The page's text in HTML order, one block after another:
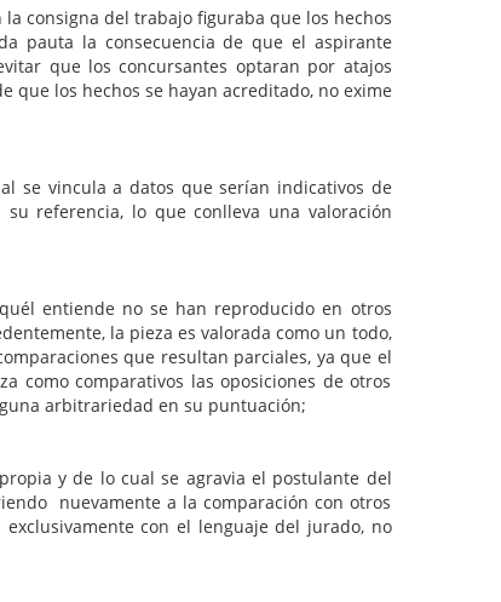
del trabajo figuraba que los hechos
pauta la consecuencia de que el aspirante
que los concursantes optaran por atajos
que los hechos se hayan acreditado, no exime
se vincula a datos que serían indicativos de
referencia, lo que conlleva una valoración
entiende no se han reproducido en otros
la pieza es valorada como un todo,
que resultan parciales, ya que el
como comparativos las oposiciones de otros
arbitrariedad en su puntuación;
y de lo cual se agravia el postulante del
nuevamente a la comparación con otros
con el lenguaje del jurado, no